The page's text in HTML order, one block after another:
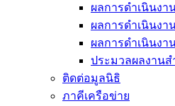
ผลการดำเนินงา
ผลการดำเนินงา
ผลการดำเนินงา
ประมวลผลงานส
ติดต่อมูลนิธิ
ภาคีเครือข่าย